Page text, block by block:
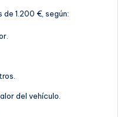
1.200 €, según:
del vehículo.